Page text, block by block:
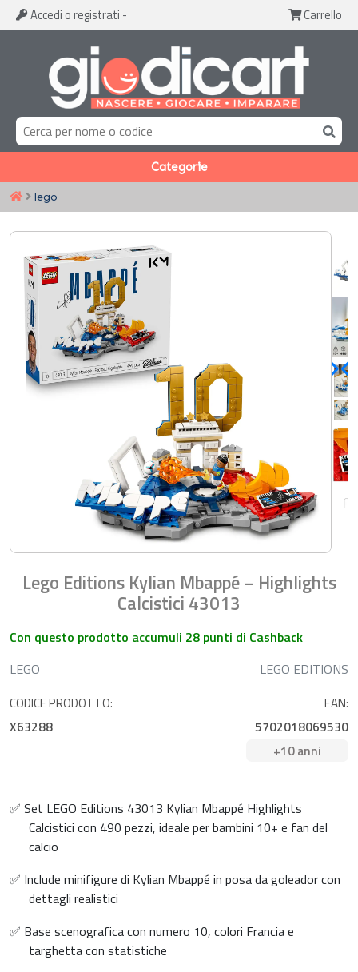
Accedi o registrati - Carrello
Categorie
lego
Lego Editions Kylian Mbappé – Highlights
Calcistici 43013
Con questo prodotto accumuli 28 punti di Cashback
LEGO
LEGO EDITIONS
CODICE PRODOTTO:
X63288
EAN:
5702018069530
+10 anni
✅ Set LEGO Editions 43013 Kylian Mbappé Highlights
Calcistici con 490 pezzi, ideale per bambini 10+ e fan del
calcio
✅ Include minifigure di Kylian Mbappé in posa da goleador con
dettagli realistici
✅ Base scenografica con numero 10, colori Francia e
targhetta con statistiche